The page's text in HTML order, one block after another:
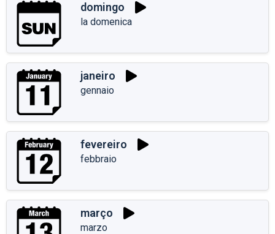
domingo
la domenica
janeiro
gennaio
fevereiro
febbraio
março
marzo